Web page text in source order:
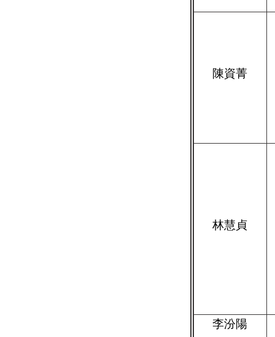
陳資菁
林慧貞
李汾陽